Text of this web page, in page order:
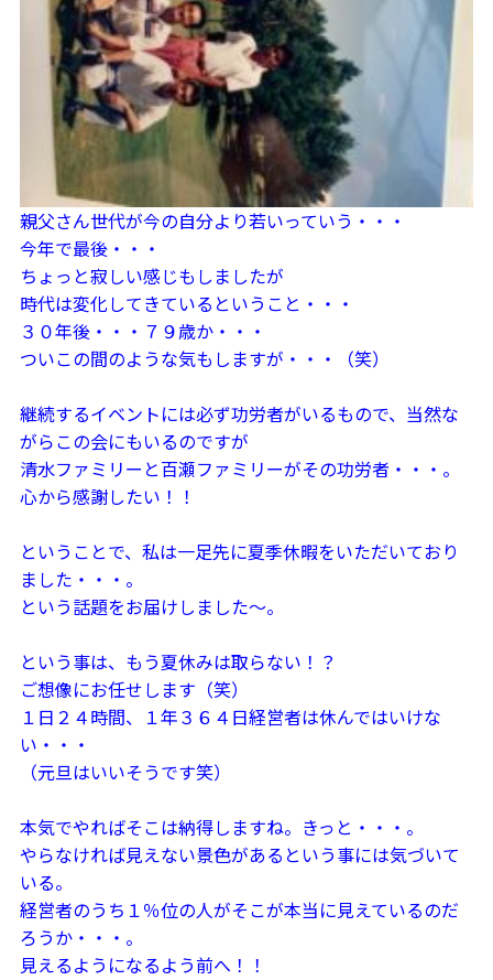
親父さん世代が今の自分より若いっていう・・・
今年で最後・・・
ちょっと寂しい感じもしましたが
時代は変化してきているということ・・・
３０年後・・・７９歳か・・・
ついこの間のような気もしますが・・・（笑）
継続するイベントには必ず功労者がいるもので、当然な
がらこの会にもいるのですが
清水ファミリーと百瀬ファミリーがその功労者・・・。
心から感謝したい！！
ということで、私は一足先に夏季休暇をいただいており
ました・・・。
という話題をお届けしました～。
という事は、もう夏休みは取らない！？
ご想像にお任せします（笑）
１日２４時間、１年３６４日経営者は休んではいけな
い・・・
（元旦はいいそうです笑）
本気でやればそこは納得しますね。きっと・・・。
やらなければ見えない景色があるという事には気づいて
いる。
経営者のうち１％位の人がそこが本当に見えているのだ
ろうか・・・。
見えるようになるよう前へ！！